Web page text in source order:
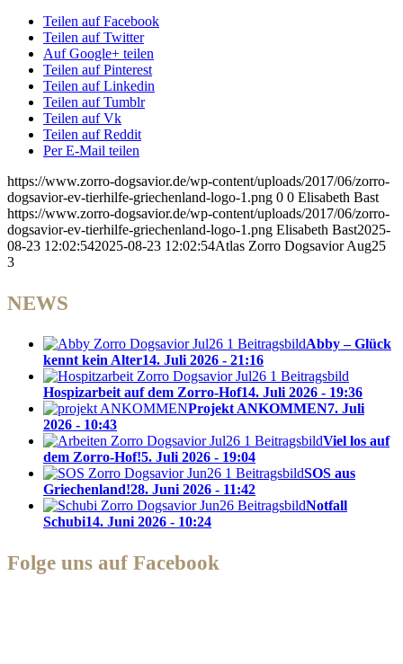
Teilen auf Facebook
Teilen auf Twitter
Auf Google+ teilen
Teilen auf Pinterest
Teilen auf Linkedin
Teilen auf Tumblr
Teilen auf Vk
Teilen auf Reddit
Per E-Mail teilen
https://www.zorro-dogsavior.de/wp-content/uploads/2017/06/zorro-
dogsavior-ev-tierhilfe-griechenland-logo-1.png 0 0 Elisabeth Bast
https://www.zorro-dogsavior.de/wp-content/uploads/2017/06/zorro-
dogsavior-ev-tierhilfe-griechenland-logo-1.png Elisabeth Bast2025-
08-23 12:02:542025-08-23 12:02:54Atlas Zorro Dogsavior Aug25
3
NEWS
Abby – Glück
kennt kein Alter14. Juli 2026 - 21:16
Hospizarbeit auf dem Zorro-Hof14. Juli 2026 - 19:36
Projekt ANKOMMEN7. Juli
2026 - 10:43
Viel los auf
dem Zorro-Hof!5. Juli 2026 - 19:04
SOS aus
Griechenland!28. Juni 2026 - 11:42
Notfall
Schubi14. Juni 2026 - 10:24
Folge uns auf Facebook